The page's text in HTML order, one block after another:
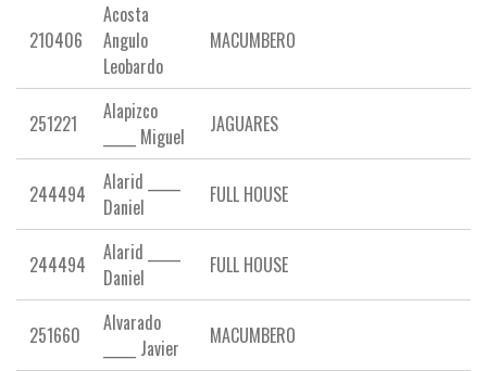
210406
Acosta
Angulo
Leobardo
MACUMBERO
251221
Alapizco
_____ Miguel
JAGUARES
244494
Alarid _____
Daniel
FULL HOUSE
244494
Alarid _____
Daniel
FULL HOUSE
251660
Alvarado
_____ Javier
MACUMBERO